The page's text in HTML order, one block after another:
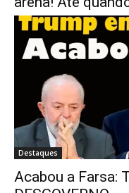
Destaques
Acabou a Farsa: